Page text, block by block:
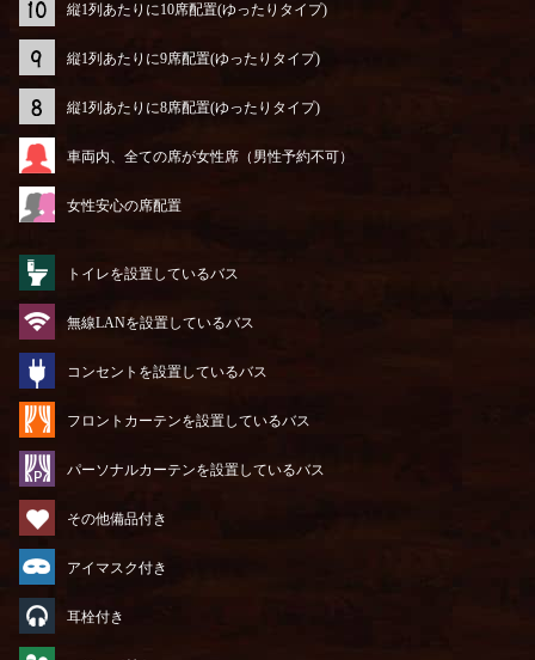
縦1列あたりに10席配置(ゆったりタイプ)
縦1列あたりに9席配置(ゆったりタイプ)
縦1列あたりに8席配置(ゆったりタイプ)
車両内、全ての席が女性席（男性予約不可）
女性安心の席配置
トイレを設置しているバス
無線LANを設置しているバス
コンセントを設置しているバス
フロントカーテンを設置しているバス
パーソナルカーテンを設置しているバス
その他備品付き
アイマスク付き
耳栓付き